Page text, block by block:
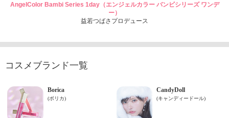
AngelColor Bambi Series 1day（エンジェルカラー バンビシリーズ ワンデ
ー）
益若つばさプロデュース
コスメブランド一覧